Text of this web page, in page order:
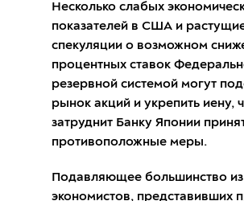
Несколько слабых
показателей в США и
спекуляции о возможном
процентных ставок
резервной системой могут
рынок акций и укрепить иену,
затруднит Банку Японии
противоположные меры.
Подавляющее большинство из
экономистов, представивших